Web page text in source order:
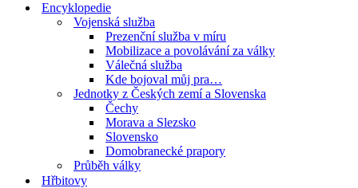
Encyklopedie
Vojenská služba
Prezenční služba v míru
Mobilizace a povolávání za války
Válečná služba
Kde bojoval můj pra…
Jednotky z Českých zemí a Slovenska
Čechy
Morava a Slezsko
Slovensko
Domobranecké prapory
Průběh války
Hřbitovy